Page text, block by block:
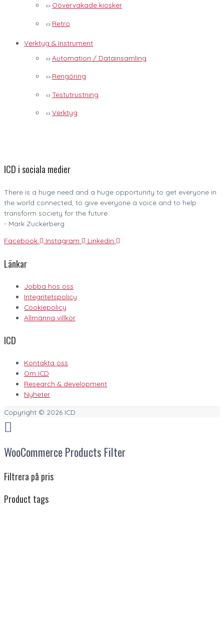
Oövervakade kiosker
Retro
Verktyg & Instrument
Automation / Datainsamling
Rengöring
Testutrustning
Verktyg
ICD i sociala medier
There is a huge need and a huge opportunity to get everyone in
the world connected, to give everyone a voice and to help
transform society for the future.
- Mark Zuckerberg
Facebook Instagram Linkedin
Länkar
Jobba hos oss
Integritetspolicy
Cookiepolicy
Allmänna villkor
ICD
Kontakta oss
Om ICD
Research & development
Nyheter
Copyright © 2026 ICD
WooCommerce Products Filter
Filtrera på pris
Product tags